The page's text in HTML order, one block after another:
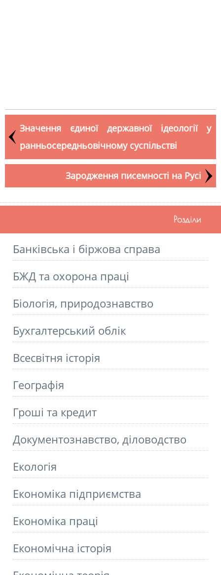
Значення єдиної державної ідеології у
ранньосередньовічному суспільстві
Зародження писемності на Русі
Розділи
Банківська і біржова справа
БЖД та охорона праці
Біологія, природознавство
Бухгалтерський облік
Всесвітня історія
Географія
Гроші та кредит
Документознавство, діловодство
Екологія
Економіка підприємства
Економіка праці
Економічна історія